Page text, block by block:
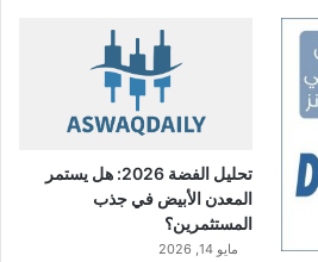
تحليل الفضة 2026: هل يستمر
المعدن الأبيض في جذب
المستثمرين؟
مايو 14, 2026